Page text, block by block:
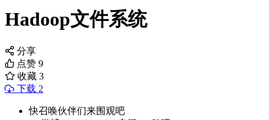
Hadoop文件系统
分享
点赞 9
收藏 3
下载 2
快召唤伙伴们来围观吧